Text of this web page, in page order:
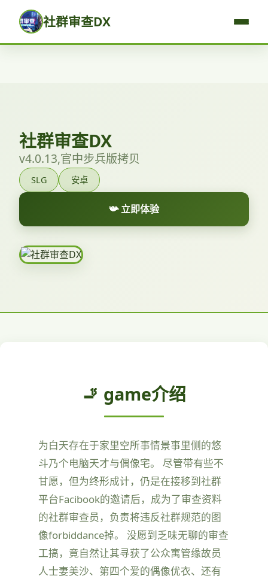
社群审查DX
社群审查DX
v4.0.13,官中步兵版拷贝
SLG 安卓
📯 立即体验
🚬 game介绍
为白天存在于家里空所事情景事里侧的悠
斗乃个电脑天才与偶像宅。 尽管带有些不
甘愿，但为终形成计，仍是在接移到社群
平台Facibook的邀请后，成为了审查资料
的社群审查员，负责将违反社群规范的图
像forbiddance掉。 没愿到乏味无聊的审查
工搞，竟自然让其寻获了公众寓管缘故员
人士妻美沙、第四个爱的偶像优衣、还有